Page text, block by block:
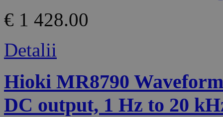
€ 1 428.00
Detalii
Hioki MR8790
DC output, 1 Hz to 20